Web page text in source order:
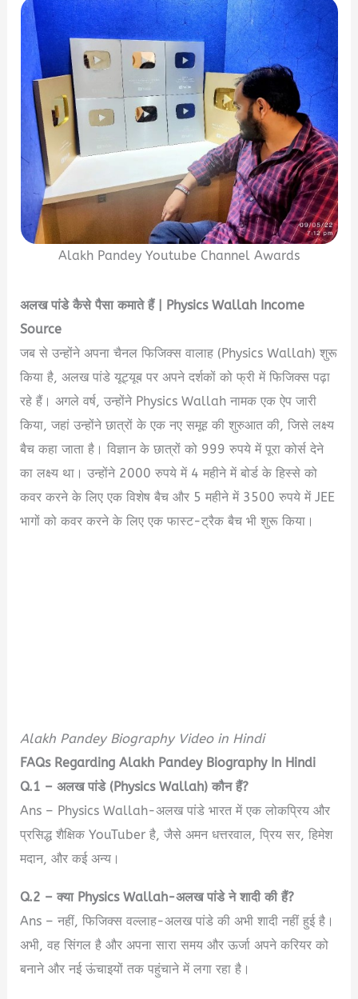
Alakh Pandey Youtube Channel Awards
अलख पांडे कैसे पैसा कमाते हैं| Physics Wallah Income
Source
जब से उन्होंने अपना चैनल फिजिक्स वालाह (Physics Wallah) शुरू
किया है, अलख पांडे यूट्यूब पर अपने दर्शकों को फ्री में फिजिक्स पढ़ा
रहे हैं। अगले वर्ष, उन्होंने Physics Wallah नामक एक ऐप जारी
किया, जहां उन्होंने छात्रों के एक नए समूह की शुरुआत की, जिसे लक्ष्य
बैच कहा जाता है। विज्ञान के छात्रों को 999 रुपये में पूरा कोर्स देने
का लक्ष्य था। उन्होंने 2000 रुपये में 4 महीने में बोर्ड के हिस्से को
कवर करने के लिए एक विशेष बैच और 5 महीने में 3500 रुपये में JEE
भागों को कवर करने के लिए एक फास्ट-ट्रैक बैच भी शुरू किया।
Alakh Pandey Biography Video in Hindi
FAQs Regarding Alakh Pandey Biography In Hindi
Q.1 –अलख पांडे(Physics Wallah) कौन हैं?
Ans – Physics Wallah-अलख पांडे भारत में एक लोकप्रिय और
प्रसिद्ध शैक्षिक YouTuber है, जैसे अमन धत्तरवाल, प्रिय सर, हिमेश
मदान, और कई अन्य।
Q.2 –क्या Physics Wallah-अलख पांडे ने शादी की हैं?
Ans – नहीं, फिजिक्स वल्लाह-अलख पांडे की अभी शादी नहीं हुई है।
अभी, वह सिंगल है और अपना सारा समय और ऊर्जा अपने करियर को
बनाने और नई ऊंचाइयों तक पहुंचाने में लगा रहा है।